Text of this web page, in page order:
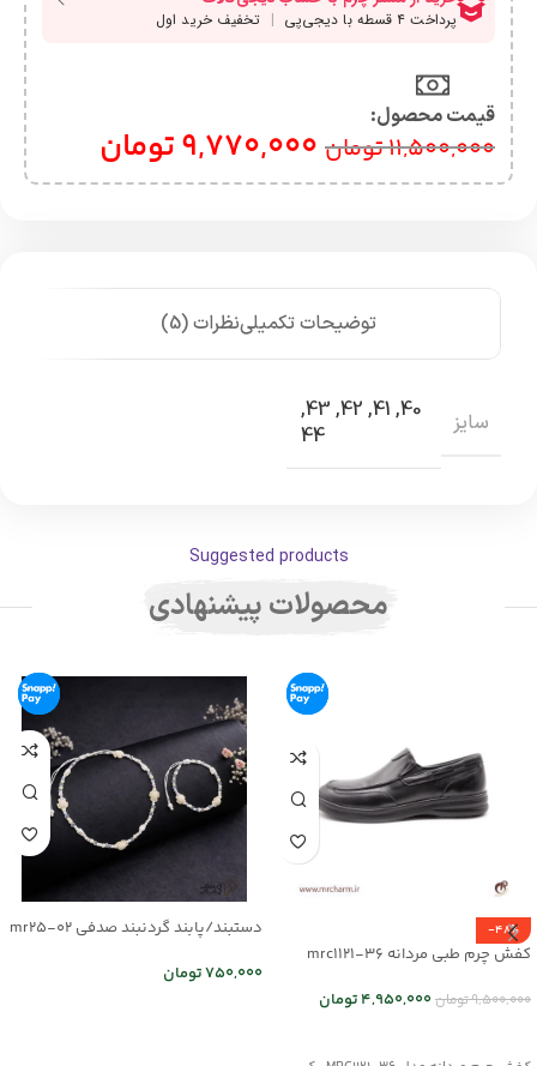
قیمت محصول:​
11,500,000تومان 9,770,000تومان
توضیحات تکمیلینظرات (5)
سایز 40
,
41
,
42
,
43
,
44
Suggested products
محصولات پیشنهادی
-48%
کفش چرم طبی مردانه mrc1121-36
9,500,000تومان4,950,000تومان
دستبند/پابند گردنبند صدفی mr25-02
750,000تومان